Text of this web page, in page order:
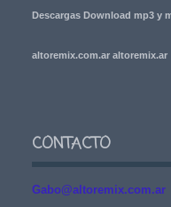
Descargas Download mp3 y
altoremix.com.ar altoremix.ar
CONTACTO
Gabo@altoremix.com.ar